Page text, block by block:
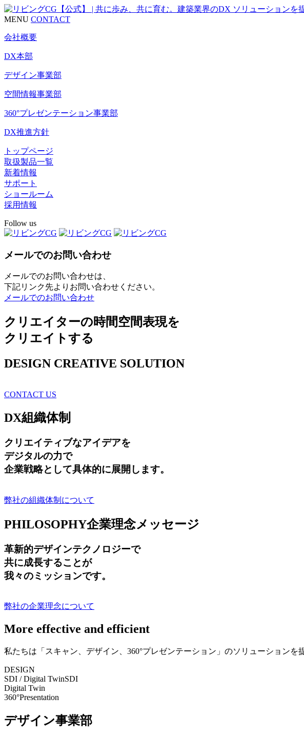
MENU CONTACT
会社概要
DX本部
デザイン事業部
空間情報事業部
360°プレゼンテーション事業部
DX推進方針
トップページ
取扱製品一覧
新着情報
サポート
ショールーム
採用情報
Follow us
メールでのお問い合わせ
メールでのお問い合わせは、
下記リンク先よりお問い合わせください。
メールでのお問い合わせ
クリエイターの時間空間表現を
クリエイトする
DESIGN CREATIVE SOLUTION
CONTACT US
DX組織体制
クリエイティブなアイデアを
デジタルの力で
企業戦略として具体的に展開します。
弊社の組織体制について
PHILOSOPHY企業理念メッセージ
革新的デザインテクノロジーで
共に成長することが
我々のミッションです。
弊社の企業理念について
More effective and efficient
私たちは「スキャン、デザイン、360°プレゼンテーション」のソリューションを
DESIGN
SDI / Digital TwinSDI
Digital Twin
360°Presentation
デザイン事業部